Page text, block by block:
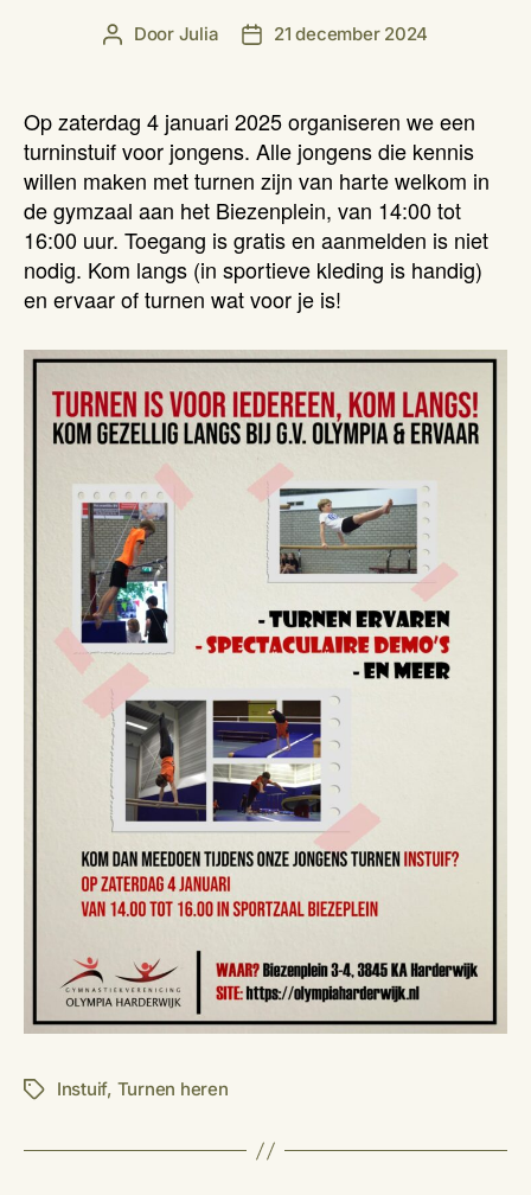
Berichtauteur
Door Julia Berichtdatum
21 december 2024
Op zaterdag 4 januari 2025 organiseren we een
turninstuif voor jongens. Alle jongens die kennis
willen maken met turnen zijn van harte welkom in
de gymzaal aan het Biezenplein, van 14:00 tot
16:00 uur. Toegang is gratis en aanmelden is niet
nodig. Kom langs (in sportieve kleding is handig)
en ervaar of turnen wat voor je is!
TagsInstuif, Turnen heren